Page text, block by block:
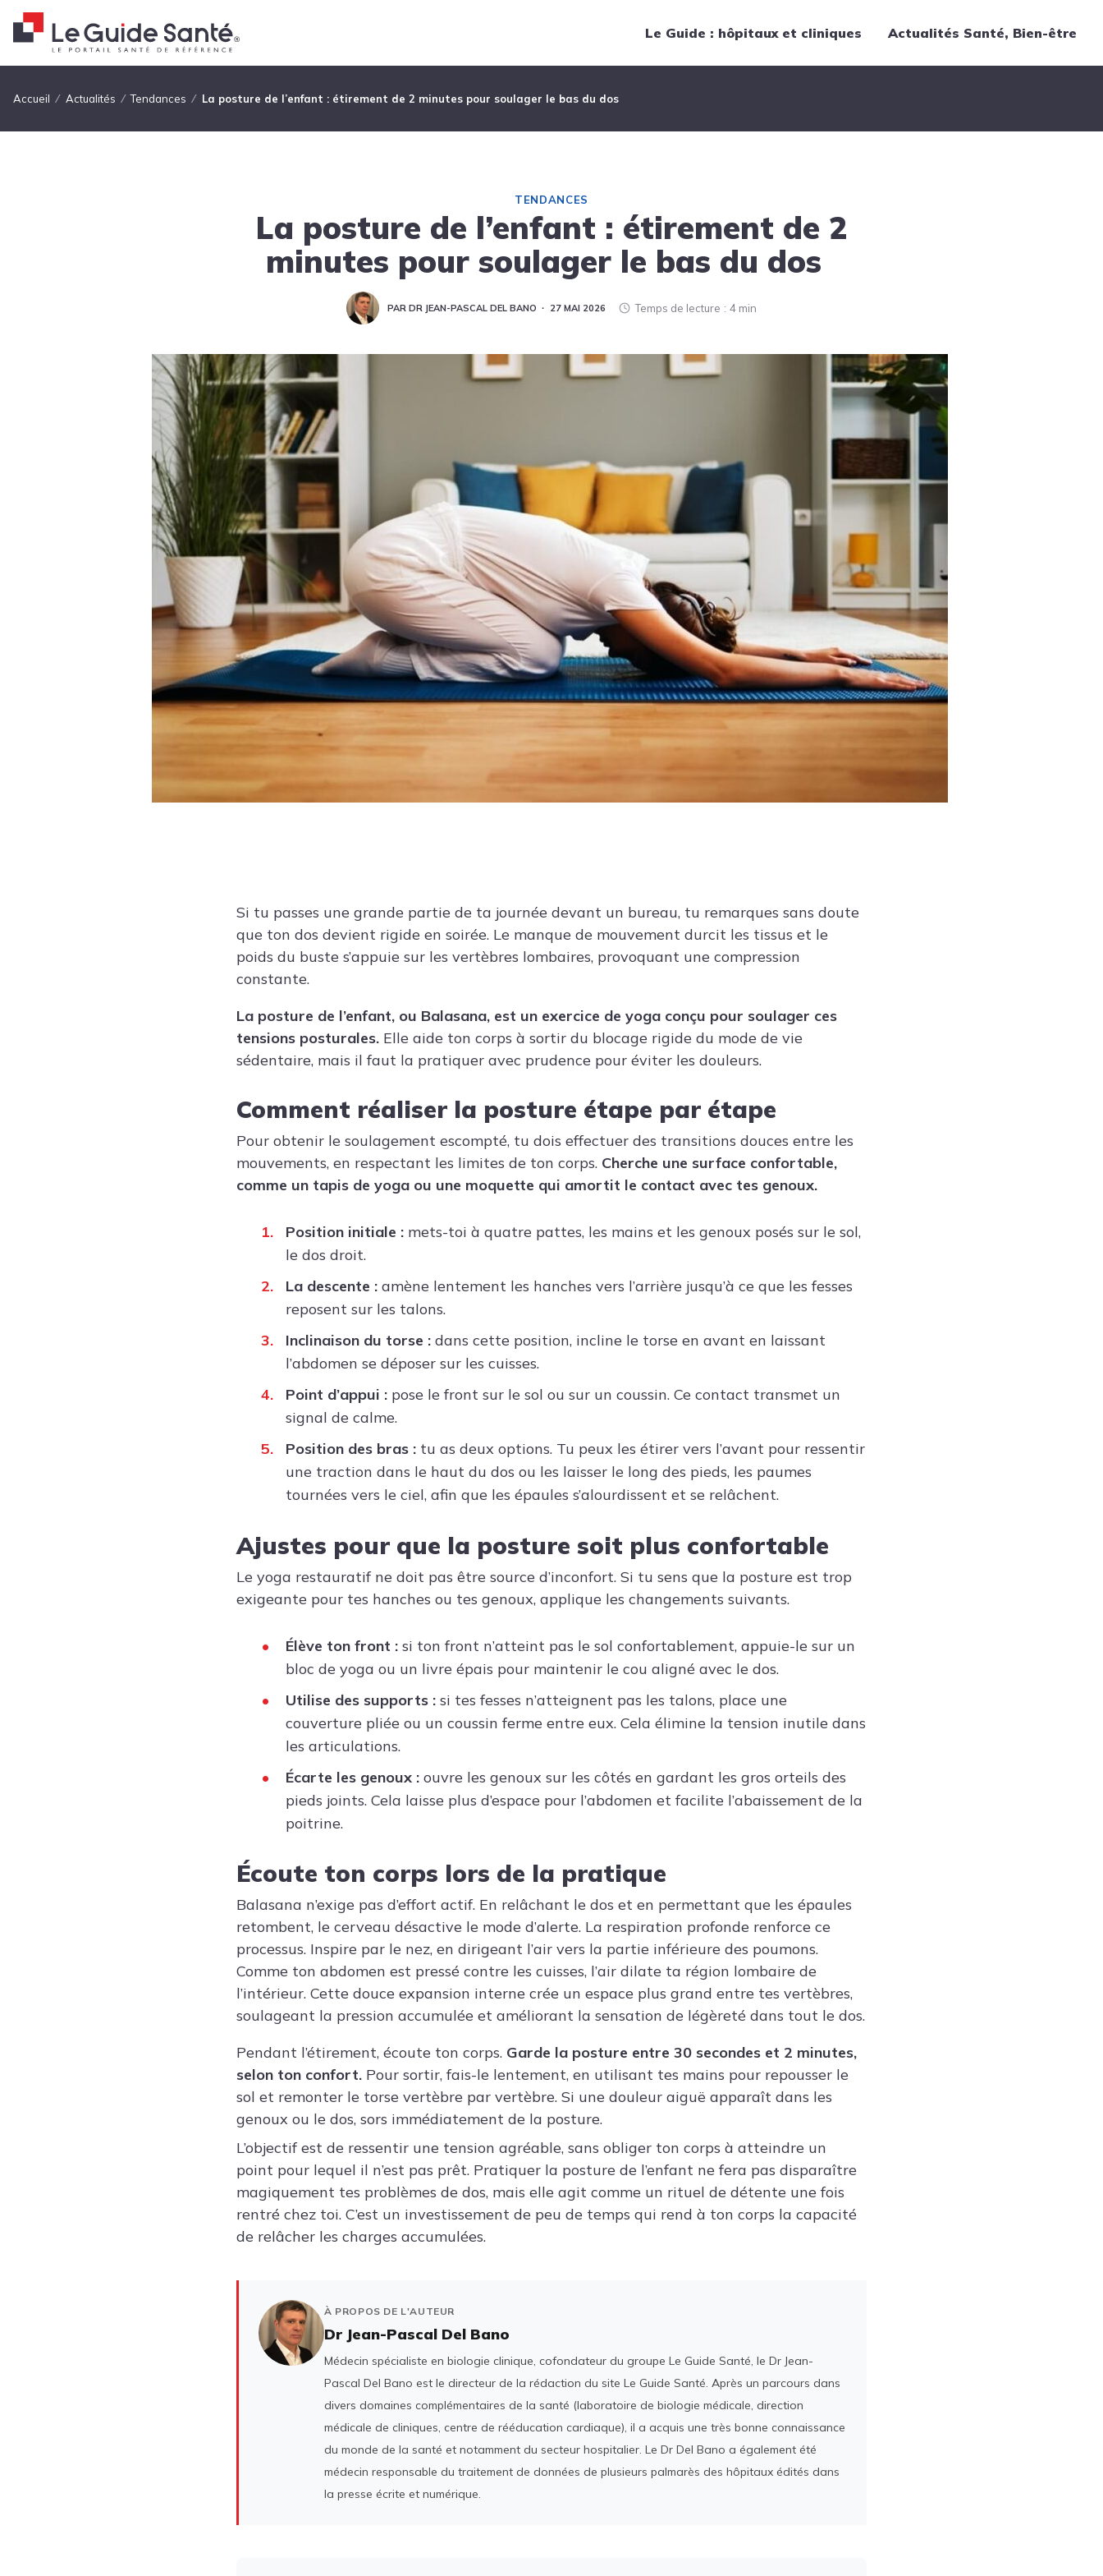
Le Guide : hôpitaux et cliniques Actualités Santé, Bien-être
Tendances
Medical News in English
Fil d'Ariane
Accueil Actualités Tendances La posture de l’enfant : étirement de 2 minutes pour soulager le bas du dos
TENDANCES
La posture de l’enfant : étirement de 2
minutes pour soulager le bas du dos
PAR DR JEAN-PASCAL DEL BANO 27 MAI 2026 Temps de lecture 4 min
Si tu passes une grande partie de ta journée devant un bureau, tu remarques sans doute
que ton dos devient rigide en soirée. Le manque de mouvement durcit les tissus et le
poids du buste s’appuie sur les vertèbres lombaires, provoquant une compression
constante.
La posture de l’enfant, ou Balasana, est un exercice de yoga conçu pour soulager ces
tensions posturales. Elle aide ton corps à sortir du blocage rigide du mode de vie
sédentaire, mais il faut la pratiquer avec prudence pour éviter les douleurs.
Comment réaliser la posture étape par étape
Pour obtenir le soulagement escompté, tu dois effectuer des transitions douces entre les
mouvements, en respectant les limites de ton corps. Cherche une surface confortable,
comme un tapis de yoga ou une moquette qui amortit le contact avec tes genoux.
Position initiale : mets-toi à quatre pattes, les mains et les genoux posés sur le sol,
le dos droit.
La descente : amène lentement les hanches vers l’arrière jusqu’à ce que les fesses
reposent sur les talons.
Inclinaison du torse : dans cette position, incline le torse en avant en laissant
l’abdomen se déposer sur les cuisses.
Point d’appui : pose le front sur le sol ou sur un coussin. Ce contact transmet un
signal de calme.
Position des bras : tu as deux options. Tu peux les étirer vers l’avant pour ressentir
une traction dans le haut du dos ou les laisser le long des pieds, les paumes
tournées vers le ciel, afin que les épaules s’alourdissent et se relâchent.
Ajustes pour que la posture soit plus confortable
Le yoga restauratif ne doit pas être source d’inconfort. Si tu sens que la posture est trop
exigeante pour tes hanches ou tes genoux, applique les changements suivants.
Élève ton front : si ton front n’atteint pas le sol confortablement, appuie-le sur un
bloc de yoga ou un livre épais pour maintenir le cou aligné avec le dos.
Utilise des supports : si tes fesses n’atteignent pas les talons, place une
couverture pliée ou un coussin ferme entre eux. Cela élimine la tension inutile dans
les articulations.
Écarte les genoux : ouvre les genoux sur les côtés en gardant les gros orteils des
pieds joints. Cela laisse plus d’espace pour l’abdomen et facilite l’abaissement de la
poitrine.
Écoute ton corps lors de la pratique
Balasana n’exige pas d’effort actif. En relâchant le dos et en permettant que les épaules
retombent, le cerveau désactive le mode d’alerte. La respiration profonde renforce ce
processus. Inspire par le nez, en dirigeant l’air vers la partie inférieure des poumons.
Comme ton abdomen est pressé contre les cuisses, l’air dilate ta région lombaire de
l’intérieur. Cette douce expansion interne crée un espace plus grand entre tes vertèbres,
soulageant la pression accumulée et améliorant la sensation de légèreté dans tout le dos.
Pendant l’étirement, écoute ton corps. Garde la posture entre 30 secondes et 2 minutes,
selon ton confort. Pour sortir, fais-le lentement, en utilisant tes mains pour repousser le
sol et remonter le torse vertèbre par vertèbre. Si une douleur aiguë apparaît dans les
genoux ou le dos, sors immédiatement de la posture.
L’objectif est de ressentir une tension agréable, sans obliger ton corps à atteindre un
point pour lequel il n’est pas prêt. Pratiquer la posture de l’enfant ne fera pas disparaître
magiquement tes problèmes de dos, mais elle agit comme un rituel de détente une fois
rentré chez toi. C’est un investissement de peu de temps qui rend à ton corps la capacité
de relâcher les charges accumulées.
À PROPOS DE L'AUTEUR
Dr Jean-Pascal Del Bano
Médecin spécialiste en biologie clinique, cofondateur du groupe Le Guide Santé, le Dr Jean-
Pascal Del Bano est le directeur de la rédaction du site Le Guide Santé. Après un parcours dans
divers domaines complémentaires de la santé (laboratoire de biologie médicale, direction
médicale de cliniques, centre de rééducation cardiaque), il a acquis une très bonne connaissance
du monde de la santé et notamment du secteur hospitalier. Le Dr Del Bano a également été
médecin responsable du traitement de données de plusieurs palmarès des hôpitaux édités dans
la presse écrite et numérique.